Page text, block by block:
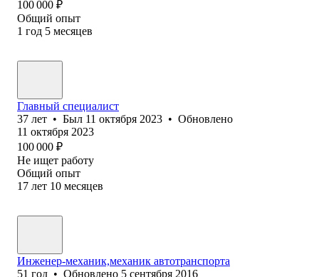
100 000 ₽
Общий опыт
1 год 5 месяцев
Главный специалист
37 лет • Был 11 октября 2023 • Обновлено
11 октября 2023
100 000 ₽
Не ищет работу
Общий опыт
17 лет 10 месяцев
Инженер-механик,механик автотранспорта
51 год • Обновлено 5 сентября 2016